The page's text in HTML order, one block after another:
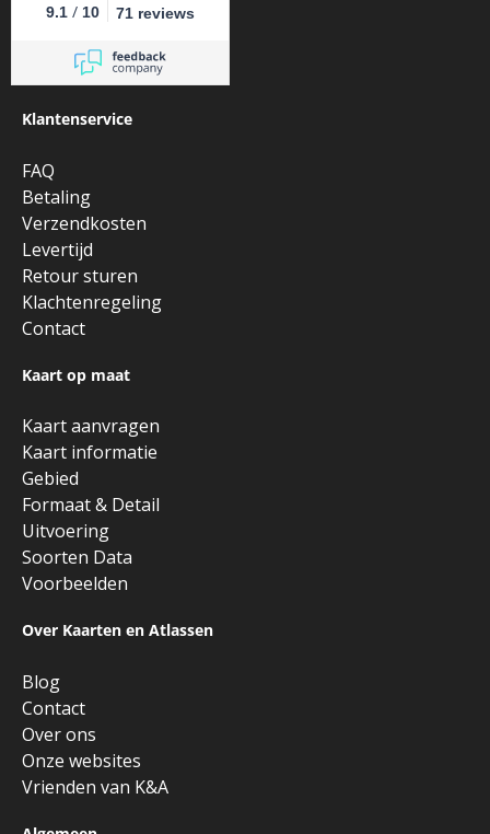
9.1 / 10 71 reviews
Klantenservice
FAQ
Betaling
Verzendkosten
Levertijd
Retour sturen
Klachtenregeling
Contact
Kaart op maat
Kaart aanvragen
Kaart informatie
Gebied
Formaat & Detail
Uitvoering
Soorten Data
Voorbeelden
Over Kaarten en Atlassen
Blog
Contact
Over ons
Onze websites
Vrienden van K&A